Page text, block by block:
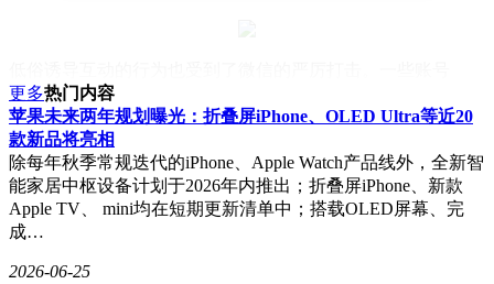
以“户外搭讪”和“街头采访”等方式尾随陌生路人，利用“撩
妹”、“相亲”和“求吻”等话题作为噱头，诱导受访者口述隐晦
色情内容。这些账号还会在短视频标题和配文中故意关联低俗
和“软色情”字眼，突出呈现低俗声音、暴露着装和诱惑动作，
刻意制造性暗示和性挑逗氛围，以诱导用户低俗互动。
最后，违规引流营销的行为也是此次整治的重点之一。一些账
更多热门内容
苹果未来两年规划曝光：折叠屏iPhone、OLED Ultra等近20
款新品将亮相
除每年秋季常规迭代的iPhone、Apple Watch产品线外，全新智
能家居中枢设备计划于2026年内推出；折叠屏iPhone、新款
Apple TV、 mini均在短期更新清单中；搭载OLED屏幕、完
成…
2026-06-25